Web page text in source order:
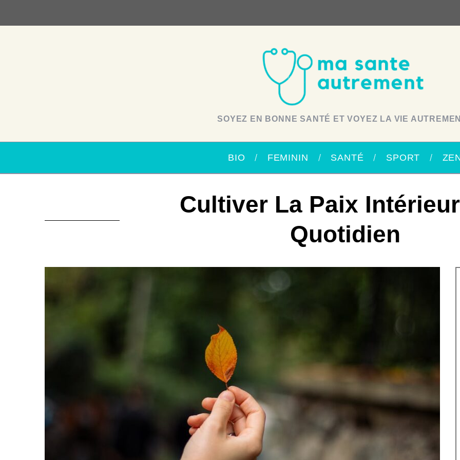
SOYEZ EN BONNE SANTÉ ET VOYEZ LA VIE
BIO FEMININ SANTÉ SPORT
Cultiver La Paix
Quotidien